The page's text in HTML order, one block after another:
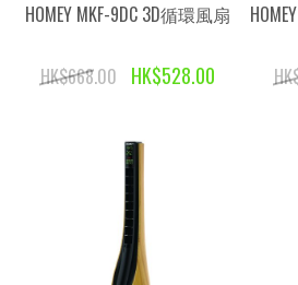
HOMEY MKF-9DC 3D循環風扇
HK$668.00 HK$528.00